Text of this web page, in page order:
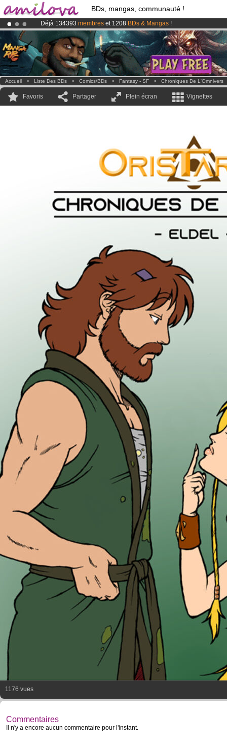
BDs, mangas, communauté !
Déjà 134393 membres et 1208 BDs & Mangas !
LeKickstarter Amilova est désormais lancé!.
Abonnement premium: à partir de
3.95 eurospar mois !Clique ici
Accueil > Liste Des BDs > Comics/BDs > Fantasy - SF > Chroniques De L'Omnivers
Favoris Partager Plein écran Vignettes
1176 vues
Commentaires
Il n'y a encore aucun commentaire pour l'instant.